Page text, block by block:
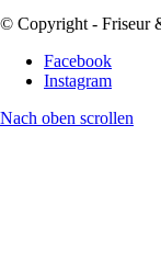
© Copyright - Friseur
Facebook
Instagram
Nach oben scrollen